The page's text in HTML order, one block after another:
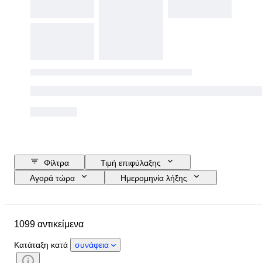
Φίλτρα
Τιμή επιφύλαξης
Αγορά τώρα
Ημερομηνία λήξης
Υλικό
Εποχή
Τύπος νομίσματος
1099 αντικείμενα
Κατάταξη κατά συνάφεια